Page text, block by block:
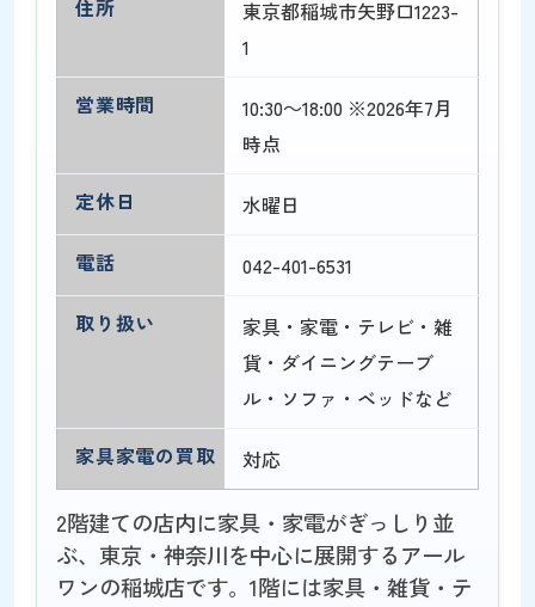
住所
東京都稲城市矢野口1223-
1
営業時間
10:30～18:00 ※2026年7月
時点
定休日
水曜日
電話
042-401-6531
取り扱い
家具・家電・テレビ・雑
貨・ダイニングテーブ
ル・ソファ・ベッドなど
家具家電の買取
対応
2階建ての店内に家具・家電がぎっしり並
ぶ、東京・神奈川を中心に展開するアール
ワンの稲城店です。1階には家具・雑貨・テ